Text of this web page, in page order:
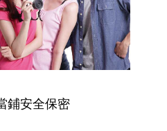
鋪安全保密